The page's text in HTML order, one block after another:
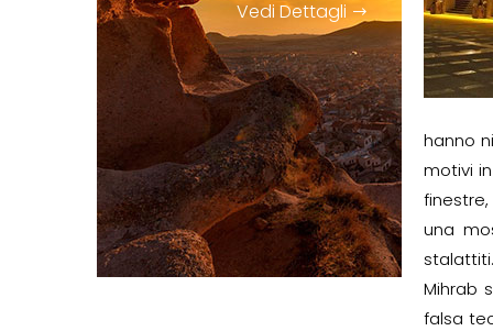
hanno
motivi
una
Mihrab
falsa
Vedi Dettagli